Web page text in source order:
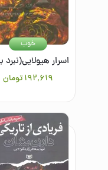
۱۹۲٬۶۱۹تومان
خوب